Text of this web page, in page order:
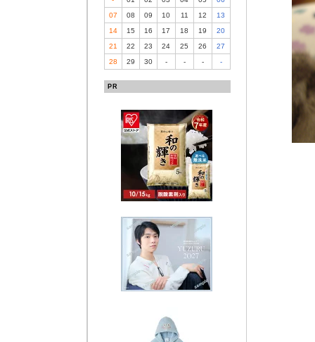
07
08 09 10 11 12
13
14
15 16 17 18 19
20
21
22 23 24 25 26
27
28
29 30 - - - -
PR